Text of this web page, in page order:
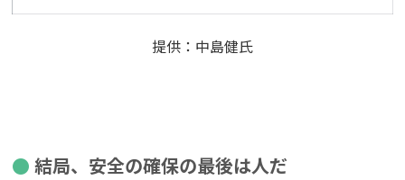
提供：中島健氏
結局、安全の確保の最後は人だ